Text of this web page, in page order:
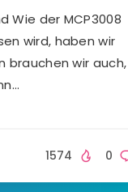
Wie der MCP3008
wird, haben wir
brauchen wir auch,
0
1574